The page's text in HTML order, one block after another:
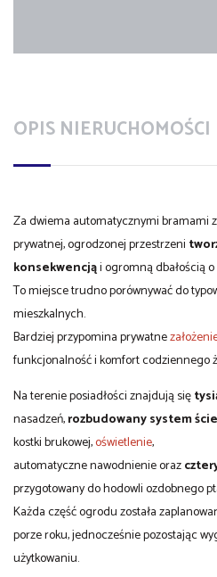
OPIS NIERUCHOMOŚCI
Za dwiema automatycznymi bramami
prywatnej, ogrodzonej przestrzeni
konsekwencjąi ogromną dbałością
To miejsce trudno porównywać do
mieszkalnych.
Bardziej przypomina prywatne
funkcjonalność i komfort codziennego
Na terenie posiadłości znajdują się
nasadzeń,rozbudowany system
kostki brukowej,oświetlenie,
automatyczne nawodnienie oraz
przygotowany do hodowli ozdobnego
Każda część ogrodu została
porze roku, jednocześnie pozostając
użytkowaniu.